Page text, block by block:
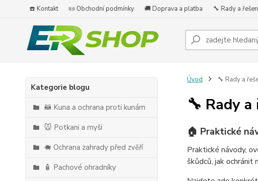
☎️ Kontakt 📜 Obchodní podmínky 🚚 Doprava a platba 🔧 Rady a
Kategorie blogu
🦝 Kuna a ochrana proti kunám
🐭 Potkani a myši
🐗 Ochrana zahrady před zvěří
🧴 Pachové ohradníky
Úvod 🔧 Rady a
🔧 Rady
🏠 Praktické
Praktické návody,
škůdců, jak ochránit